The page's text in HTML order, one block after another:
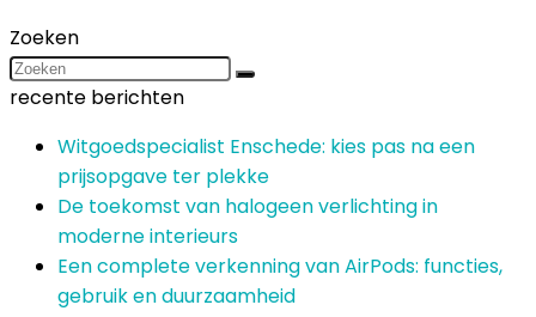
Zoeken
recente berichten
Witgoedspecialist Enschede: kies pas na een
prijsopgave ter plekke
De toekomst van halogeen verlichting in
moderne interieurs
Een complete verkenning van AirPods: functies,
gebruik en duurzaamheid